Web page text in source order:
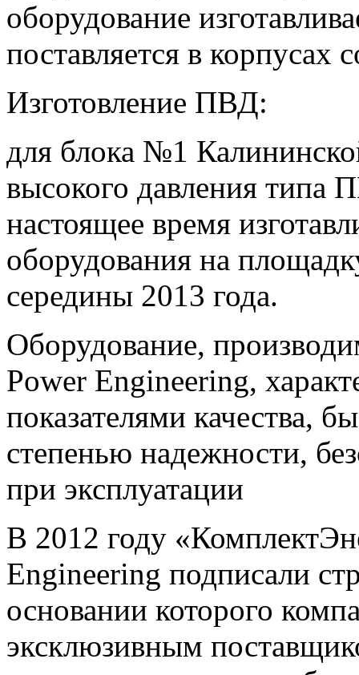
оборудование
поставляется в корпусах
Изготовление ПВД:
для блока №1
высокого давления
настоящее время
оборудования на
середины 2013 года.
Оборудование,
Power Engineering,
показателями качества,
степенью надежности,
при эксплуатации
В 2012 году
Engineering подписали
основании которого
эксклюзивным